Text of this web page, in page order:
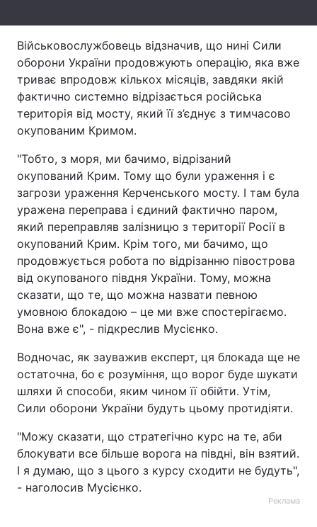
Тема оформлення
Військовослужбовець відзначив, що нині Сили
оборони України продовжують операцію, яка вже
триває впродовж кількох місяців, завдяки якій
фактично системно відрізається російська
територія від мосту, який її з’єднує з тимчасово
окупованим Кримом.
"Тобто, з моря, ми бачимо, відрізаний
окупований Крим. Тому що були ураження і є
загрози ураження Керченського мосту. І там була
уражена переправа і єдиний фактично паром,
який переправляв залізницю з території Росії в
окупований Крим. Крім того, ми бачимо, що
продовжується робота по відрізанню півострова
від окупованого півдня України. Тому, можна
сказати, що те, що можна назвати певною
умовною блокадою – це ми вже спостерігаємо.
Вона вже є", - підкреслив Мусієнко.
Водночас, як зауважив експерт, ця блокада ще не
остаточна, бо є розуміння, що ворог буде шукати
шляхи й способи, яким чином її обійти. Утім,
Сили оборони України будуть цьому протидіяти.
"Можу сказати, що стратегічно курс на те, аби
блокувати все більше ворога на півдні, він взятий.
І я думаю, що з цього з курсу сходити не будуть",
- наголосив Мусієнко.
Реклама